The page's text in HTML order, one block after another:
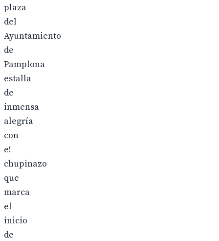
plaza
del
Ayuntamiento
de
Pamplona
estalla
de
inmensa
alegría
con
e!
chupinazo
que
marca
el
inicio
de